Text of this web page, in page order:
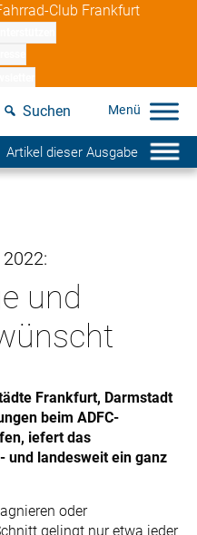
Club Frankfurt
Suchen
Artikel dieser Ausgabe
und
Frankfurt, Darmstadt
beim ADFC-
iefert das
und landesweit ein ganz
oder
gelingt nur etwa jeder